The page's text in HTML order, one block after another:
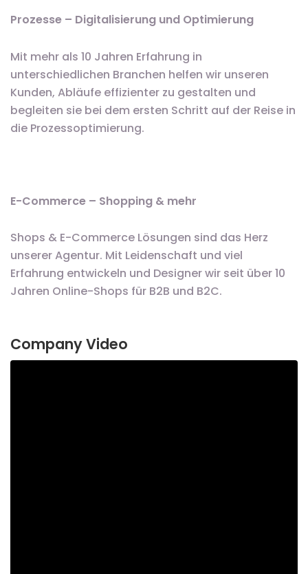
Prozesse – Digitalisierung und Optimierung
Mit mehr als 10 Jahren Erfahrung in
unterschiedlichen Branchen helfen wir unseren
Kunden, Abläufe effizienter zu gestalten und
begleiten sie bei dem ersten Schritt auf der Reise in
die Prozessoptimierung.
E-Commerce – Shopping & mehr
Shops & E-Commerce Lösungen sind das Herz
unserer Agentur. Mit Leidenschaft und viel
Erfahrung entwickeln und Designer wir seit über 10
Jahren Online-Shops für B2B und B2C.
Company Video